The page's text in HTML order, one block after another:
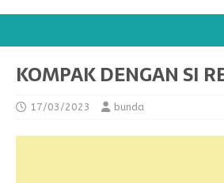
KOMPAK DENGAN SI
17/03/2023 bunda